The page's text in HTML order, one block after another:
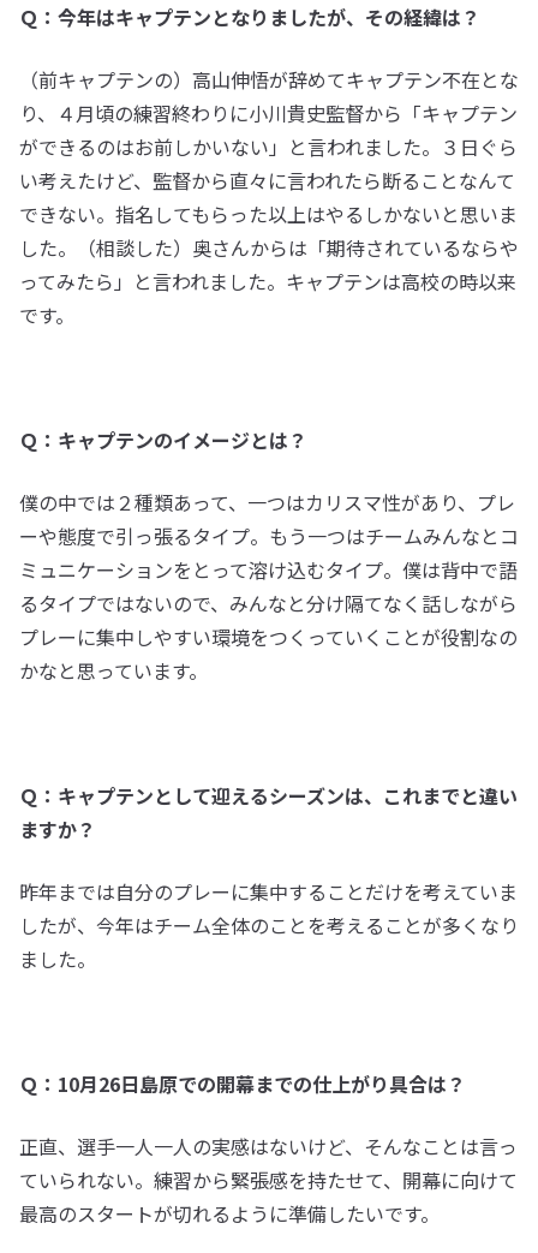
Ｑ：今年はキャプテンとなりましたが、その経緯は？
（前キャプテンの）高山伸悟が辞めてキャプテン不在とな
り、４月頃の練習終わりに小川貴史監督から「キャプテン
ができるのはお前しかいない」と言われました。３日ぐら
い考えたけど、監督から直々に言われたら断ることなんて
できない。指名してもらった以上はやるしかないと思いま
した。（相談した）奥さんからは「期待されているならや
ってみたら」と言われました。キャプテンは高校の時以来
です。
Ｑ：キャプテンのイメージとは？
僕の中では２種類あって、一つはカリスマ性があり、プレ
ーや態度で引っ張るタイプ。もう一つはチームみんなとコ
ミュニケーションをとって溶け込むタイプ。僕は背中で語
るタイプではないので、みんなと分け隔てなく話しながら
プレーに集中しやすい環境をつくっていくことが役割なの
かなと思っています。
Ｑ：キャプテンとして迎えるシーズンは、これまでと違い
ますか？
昨年までは自分のプレーに集中することだけを考えていま
したが、今年はチーム全体のことを考えることが多くなり
ました。
Ｑ：10月26日島原での開幕までの仕上がり具合は？
正直、選手一人一人の実感はないけど、そんなことは言っ
ていられない。練習から緊張感を持たせて、開幕に向けて
最高のスタートが切れるように準備したいです。